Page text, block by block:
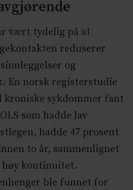
vært tydelig på at
reduserer
og
En norsk registerstudie
kroniske sykdommer fant
som hadde lav
hadde 47 prosent
to år, sammenlignet
høy kontinuitet.
ble funnet for